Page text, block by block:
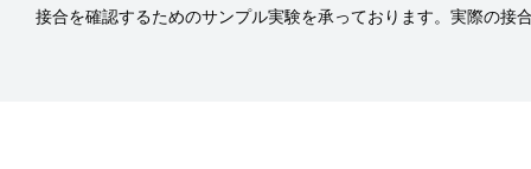
接合を確認するためのサンプル実験を承っております。実際の接